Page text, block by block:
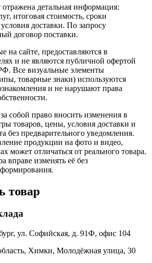
отражена детальная информация:
итоговая стоимость, сроки
доставки. По запросу
договор поставки.
на сайте, предоставляются в
и не являются публичной офертой
Все визуальные элементы
товарные знаки) используются
и не нарушают права
собой право вносить изменения в
товаров, цены, условия доставки и
без предварительного уведомления.
продукции на фото и видео,
может отличаться от реального товара.
вправе изменять её без
товар
ул. Софийская, д. 91Ф, офис 104
Химки, Молодёжная улица, 30